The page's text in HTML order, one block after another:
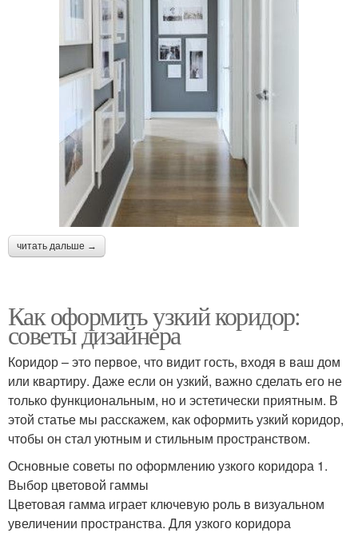
читать дальше →
Как оформить узкий коридор:
советы дизайнера
Коридор – это первое, что видит гость, входя в ваш дом
или квартиру. Даже если он узкий, важно сделать его не
только функциональным, но и эстетически приятным. В
этой статье мы расскажем, как оформить узкий коридор,
чтобы он стал уютным и стильным пространством.
Основные советы по оформлению узкого коридора 1.
Выбор цветовой гаммы
Цветовая гамма играет ключевую роль в визуальном
увеличении пространства. Для узкого коридора